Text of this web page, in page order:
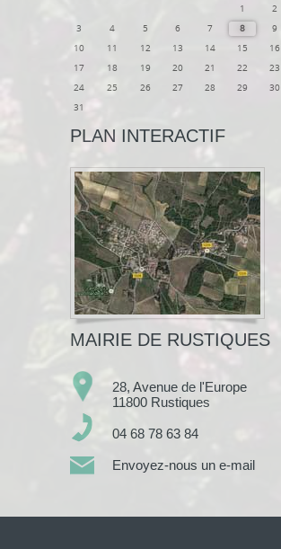
1
2
3
4 5 6 7 8
9
10
11 12 13 14 15
16
17
18 19 20 21 22
23
24
25 26 27 28 29
30
31
PLAN INTERACTIF
MAIRIE DE RUSTIQUES
28, Avenue de l'Europe
11800 Rustiques
04 68 78 63 84
Envoyez-nous un e-mail